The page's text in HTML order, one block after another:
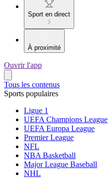
Sport en direct
À proximité
Ouvrir l'app
Tous les contenus
Sports populaires
Ligue 1
UEFA Champions League
UEFA Europa League
Premier League
NFL
NBA Basketball
Major League Baseball
NHL